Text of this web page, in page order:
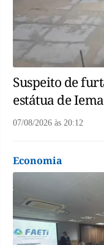
Suspeito de
estátua de
07/08/2026 às 20:12
Economia